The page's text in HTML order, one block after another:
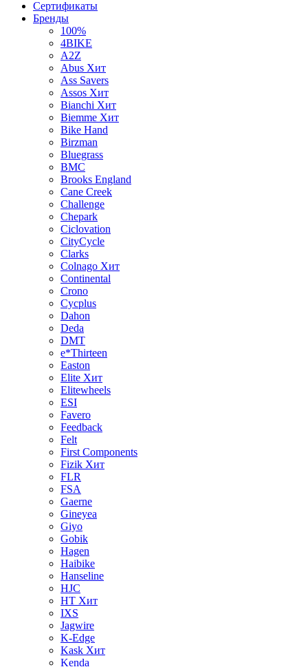
Сертификаты
Бренды
100%
4BIKE
A2Z
Abus Хит
Ass Savers
Assos Хит
Bianchi Хит
Biemme Хит
Bike Hand
Birzman
Bluegrass
BMC
Brooks England
Cane Creek
Challenge
Chepark
Ciclovation
CityCycle
Clarks
Colnago Хит
Continental
Crono
Cycplus
Dahon
Deda
DMT
e*Thirteen
Easton
Elite Хит
Elitewheels
ESI
Favero
Feedback
Felt
First Components
Fizik Хит
FLR
FSA
Gaerne
Gineyea
Giyo
Gobik
Hagen
Haibike
Hanseline
HJC
HT Хит
IXS
Jagwire
K-Edge
Kask Хит
Kenda